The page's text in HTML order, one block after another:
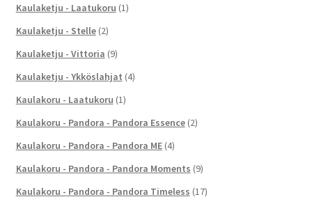
Kaulaketju - Laatukoru (1)
Kaulaketju - Stelle (2)
Kaulaketju - Vittoria (9)
Kaulaketju - Ykköslahjat (4)
Kaulakoru - Laatukoru (1)
Kaulakoru - Pandora - Pandora Essence (2)
Kaulakoru - Pandora - Pandora ME (4)
Kaulakoru - Pandora - Pandora Moments (9)
Kaulakoru - Pandora - Pandora Timeless (17)